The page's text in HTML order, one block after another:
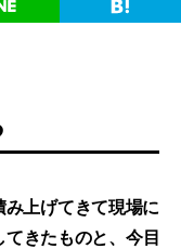
上げてきて現場に
きたものと、今目